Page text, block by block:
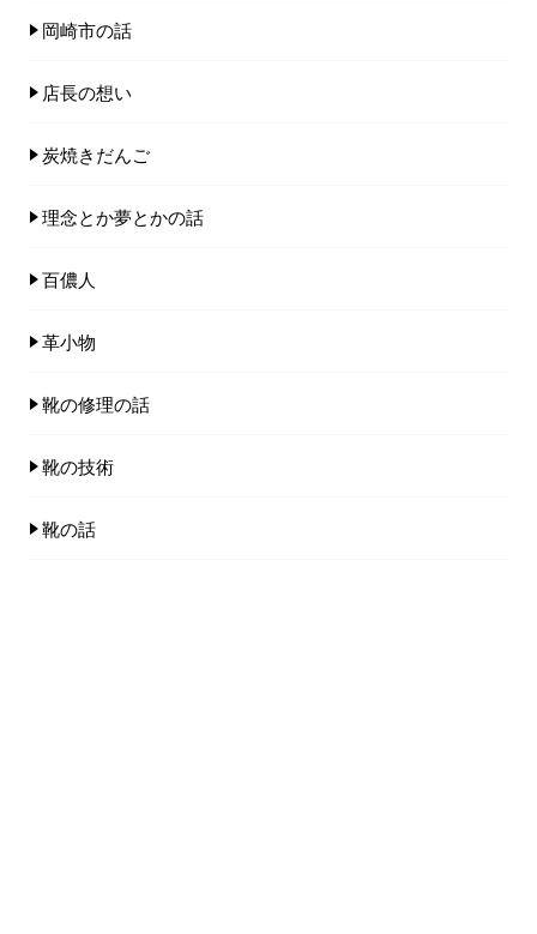
岡崎市の話
店長の想い
炭焼きだんご
理念とか夢とかの話
百儂人
革小物
靴の修理の話
靴の技術
靴の話